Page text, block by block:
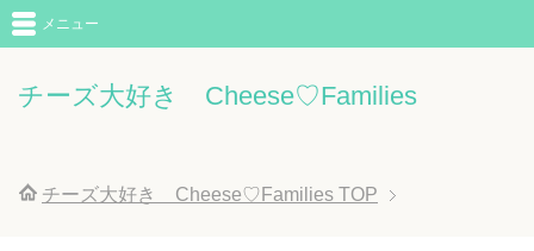
チーズ大好き Cheese♡Families
メニュー
チーズ大好き Cheese♡Families TOP